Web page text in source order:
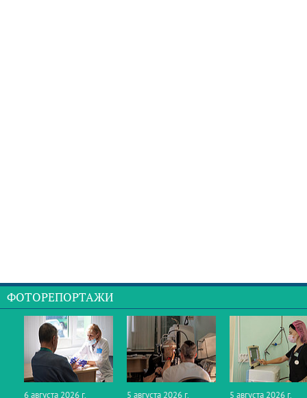
ФОТОРЕПОРТАЖИ
6 августа 2026 г. 5 августа 2026 г. 5 августа 2026 г.